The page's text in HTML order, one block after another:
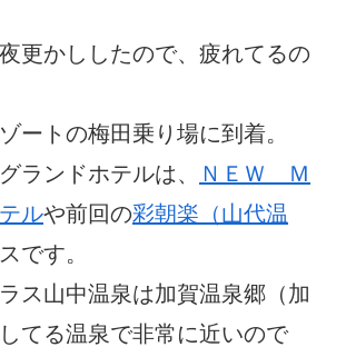
更かししたので、疲れてるの
ートの梅田乗り場に到着。
ランドホテルは、
ＮＥＷ Ｍ
ルや前回の彩朝楽（山代温
です。
ス山中温泉は加賀温泉郷（加
てる温泉で非常に近いので